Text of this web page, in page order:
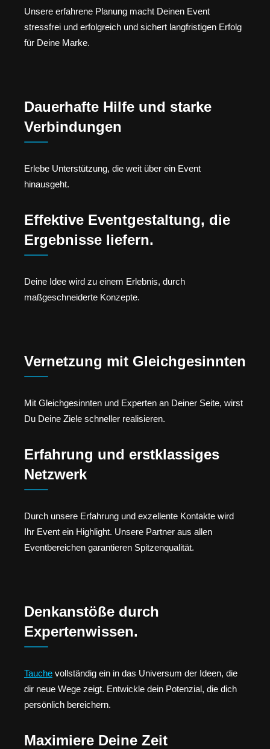
Unsere erfahrene Planung macht Deinen Event
stressfrei und erfolgreich und sichert langfristigen Erfolg
für Deine Marke.
Dauerhafte Hilfe und starke
Verbindungen
Erlebe Unterstützung, die weit über ein Event
hinausgeht.
Effektive Eventgestaltung, die
Ergebnisse liefern.
Deine Idee wird zu einem Erlebnis, durch
maßgeschneiderte Konzepte.
Vernetzung mit Gleichgesinnten
Mit Gleichgesinnten und Experten an Deiner Seite, wirst
Du Deine Ziele schneller realisieren.
Erfahrung und erstklassiges
Netzwerk
Durch unsere Erfahrung und exzellente Kontakte wird
Ihr Event ein Highlight. Unsere Partner aus allen
Eventbereichen garantieren Spitzenqualität.
Denkanstöße durch
Expertenwissen.
Tauche vollständig ein in das Universum der Ideen, die
dir neue Wege zeigt. Entwickle dein Potenzial, die dich
persönlich bereichern.
Maximiere Deine Zeit